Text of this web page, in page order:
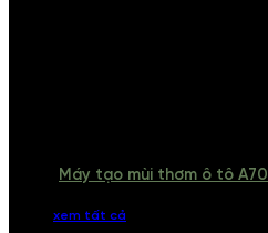
Máy tạo mùi thơm ô tô A70
xem tất cả